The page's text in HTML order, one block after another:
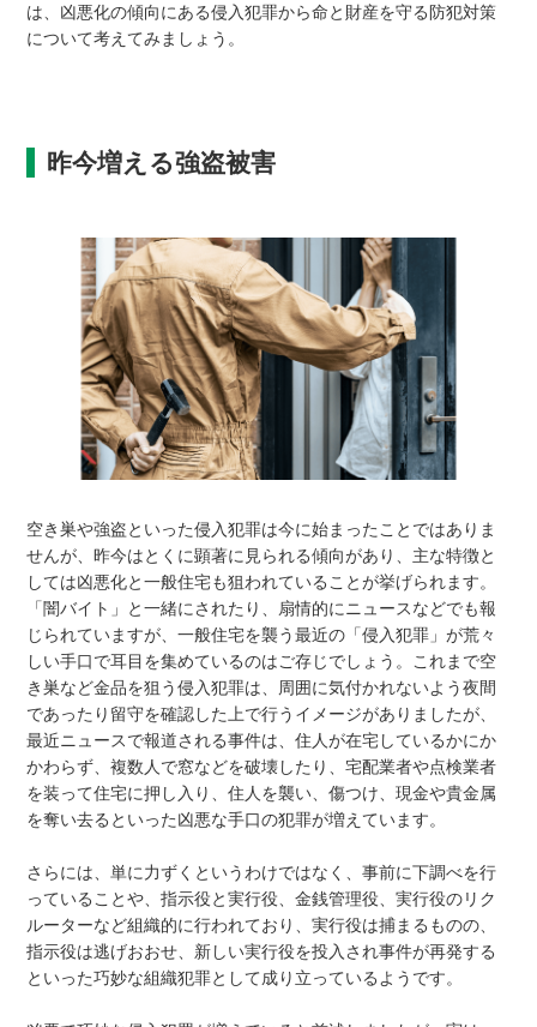
は、凶悪化の傾向にある侵入犯罪から命と財産を守る防犯対策
について考えてみましょう。
昨今増える強盗被害
空き巣や強盗といった侵入犯罪は今に始まったことではありま
せんが、昨今はとくに顕著に見られる傾向があり、主な特徴と
しては凶悪化と一般住宅も狙われていることが挙げられます。
「闇バイト」と一緒にされたり、扇情的にニュースなどでも報
じられていますが、一般住宅を襲う最近の「侵入犯罪」が荒々
しい手口で耳目を集めているのはご存じでしょう。これまで空
き巣など金品を狙う侵入犯罪は、周囲に気付かれないよう夜間
であったり留守を確認した上で行うイメージがありましたが、
最近ニュースで報道される事件は、住人が在宅しているかにか
かわらず、複数人で窓などを破壊したり、宅配業者や点検業者
を装って住宅に押し入り、住人を襲い、傷つけ、現金や貴金属
を奪い去るといった凶悪な手口の犯罪が増えています。
さらには、単に力ずくというわけではなく、事前に下調べを行
っていることや、指示役と実行役、金銭管理役、実行役のリク
ルーターなど組織的に行われており、実行役は捕まるものの、
指示役は逃げおおせ、新しい実行役を投入され事件が再発する
といった巧妙な組織犯罪として成り立っているようです。